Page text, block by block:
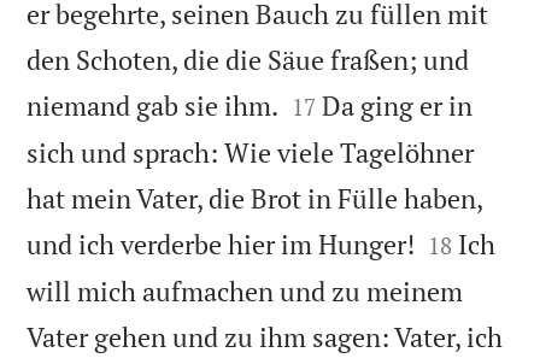
er begehrte, seinen Bauch zu füllen mit
den Schoten, die die Säue fraßen; und
niemand gab sie ihm. 

17 Da ging er in
sich und sprach: Wie viele Tagelöhner
hat mein Vater, die Brot in Fülle haben,
und ich verderbe hier im Hunger! 

18 Ich
will mich aufmachen und zu meinem
Vater gehen und zu ihm sagen: Vater, ich